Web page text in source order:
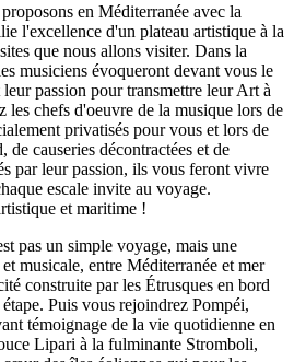
en Méditerranée avec la
l'excellence d'un plateau artistique à la
que nous allons visiter. Dans la
musiciens évoqueront devant vous le
passion pour transmettre leur Art à
les chefs d'oeuvre de la musique lors de
privatisés pour vous et lors de
causeries décontractées et de
par leur passion, ils vous feront vivre
escale invite au voyage.
et maritime !
pas un simple voyage, mais une
musicale, entre Méditerranée et mer
construite par les Étrusques en bord
Puis vous rejoindrez Pompéi,
témoignage de la vie quotidienne en
Lipari à la fulminante Stromboli,